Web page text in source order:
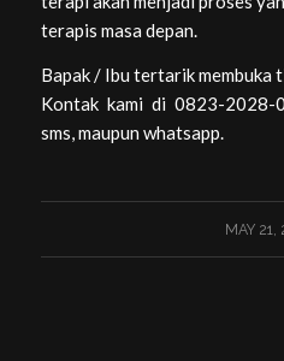
terapis masa depan.
Bapak / Ibu tertarik membuka
Kontak kami di 0823-2028-
sms, maupun whatsapp.
MAY 21,